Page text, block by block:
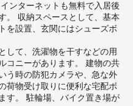
ンターネットも無料で入居後
。 収納スペースとして、基本
を設置、玄関にはシューズボ
して、洗濯物を干すなどの用
コニーがあります。 建物の共
う時の防犯カメラや、急な外
荷物受け取りに便利な宅配ボ
す。 駐輪場、バイク置き場が